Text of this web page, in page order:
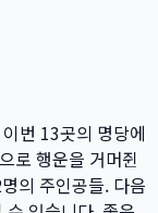
번 13곳의 명당에
로 행운을 거머쥔
명의 주인공들. 다음